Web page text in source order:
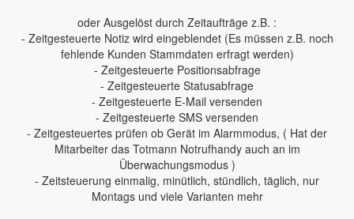
oder Ausgelöst durch Zeitaufträge z.B. :
- Zeitgesteuerte Notiz wird eingeblendet (Es müssen z.B. noch
fehlende Kunden Stammdaten erfragt werden)
- Zeitgesteuerte Positionsabfrage
- Zeitgesteuerte Statusabfrage
- Zeitgesteuerte E-Mail versenden
- Zeitgesteuerte SMS versenden
- Zeitgesteuertes prüfen ob Gerät im Alarmmodus, ( Hat der
Mitarbeiter das Totmann Notrufhandy auch an im
Überwachungsmodus )
- Zeitsteuerung einmalig, minütlich, stündlich, täglich, nur
Montags und viele Varianten mehr